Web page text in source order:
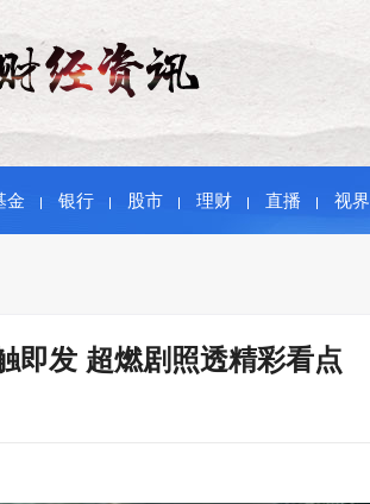
金 银行 股市 理财 直播 视界
即发 超燃剧照透精彩看点